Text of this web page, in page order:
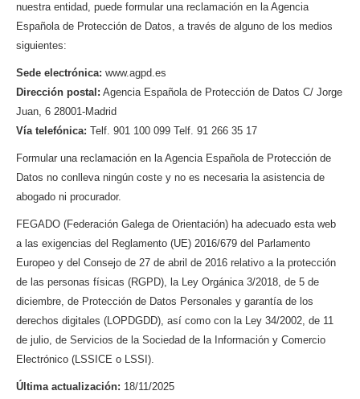
nuestra entidad, puede formular una reclamación en la Agencia
Española de Protección de Datos, a través de alguno de los medios
siguientes:
Sede electrónica: www.agpd.es
Dirección postal: Agencia Española de Protección de Datos C/ Jorge
Juan, 6 28001-Madrid
Vía telefónica: Telf. 901 100 099 Telf. 91 266 35 17
Formular una reclamación en la Agencia Española de Protección de
Datos no conlleva ningún coste y no es necesaria la asistencia de
abogado ni procurador.
FEGADO (Federación Galega de Orientación) ha adecuado esta web
a las exigencias del Reglamento (UE) 2016/679 del Parlamento
Europeo y del Consejo de 27 de abril de 2016 relativo a la protección
de las personas físicas (RGPD), la Ley Orgánica 3/2018, de 5 de
diciembre, de Protección de Datos Personales y garantía de los
derechos digitales (LOPDGDD), así como con la Ley 34/2002, de 11
de julio, de Servicios de la Sociedad de la Información y Comercio
Electrónico (LSSICE o LSSI).
Última actualización: 18/11/2025